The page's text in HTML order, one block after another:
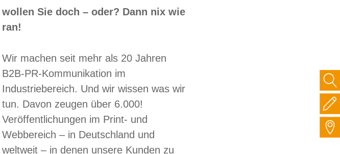
ran!
Wir machen seit mehr als 20 Jahren
B2B-PR-Kommunikation im
Industriebereich. Und wir wissen was wir
tun. Davon zeugen über 6.000!
Veröffentlichungen im Print- und
Webbereich – in Deutschland und
weltweit – in denen unsere Kunden zu